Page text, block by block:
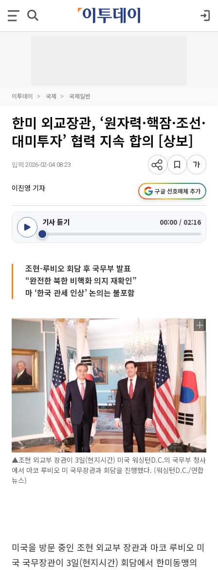
이투데이 국제 국제일반
한미 외교장관, ‘원자력·핵잠·조선·
대미투자’ 협력 지속 합의 [상보]
입력 2026-02-04 08:23
이진영 기자 구글 선호매체 추가
기사 듣기 00:00 / 02:16
조현-루비오 회담 후 국무부 발표
“완전한 북한 비핵화 의지 재확인”
마 ‘한국 관세 인상’ 논의는 불포함
▲조현 외교부 장관이 3일(현지시간) 미국 워싱턴D.C.의 국무부 청사
에서 마코 루비오 미 국무장관과 회담을 진행했다. (워싱턴D.C./연합
뉴스)
미국을 방문 중인 조현 외교부 장관과 마코 루비오 미
국 국무장관이 3일(현지시간) 회담에서 한미동맹의